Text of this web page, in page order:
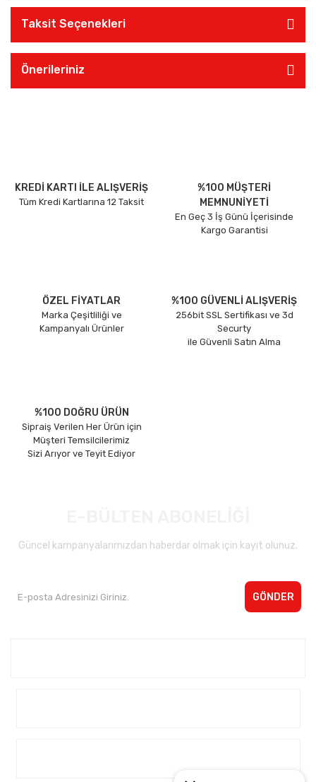
Taksit Seçenekleri
Önerileriniz
KREDİ KARTI İLE ALIŞVERİŞ
Tüm Kredi Kartlarına 12 Taksit
%100 MÜŞTERİ
MEMNUNİYETİ
En Geç 3 İş Günü İçerisinde
Kargo Garantisi
ÖZEL FİYATLAR
Marka Çeşitliliği ve
Kampanyalı Ürünler
%100 GÜVENLİ ALIŞVERİŞ
256bit SSL Sertifikası ve 3d
Securty
ile Güvenli Satın Alma
%100 DOĞRU ÜRÜN
Sipraiş Verilen Her Ürün için
Müşteri Temsilcilerimiz
Sizi Arıyor ve Teyit Ediyor
Güncel kampanyalarımızdan haberdar olmak için kayıt olunuz.
GÖNDER